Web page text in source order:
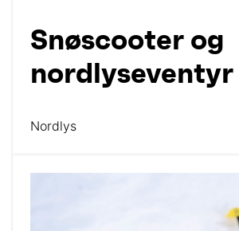
Snøscooter og
nordlyseventyr
Nordlys